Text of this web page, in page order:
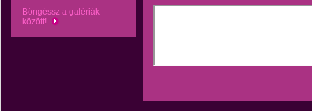
Böngéssz a galériák
között!